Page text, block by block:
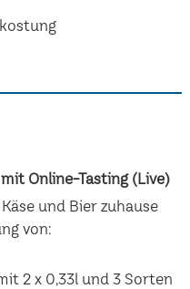
Online-Tasting (Live)
und Bier zuhause
von:
2 x 0,33l und 3 Sorten